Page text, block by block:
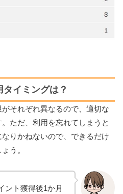
イミングは？
それぞれ異なるので、適切な
ただ、利用を忘れてしまうと
りかねないので、できるだけ
う。
ント獲得後1か月